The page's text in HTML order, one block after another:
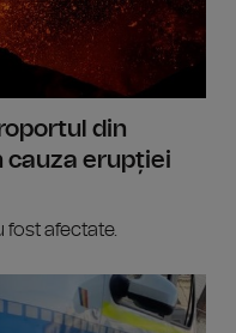
din
cauza erupției
fost afectate.